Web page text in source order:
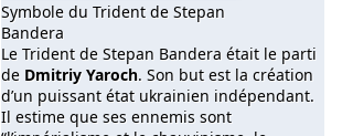
Symbole du Trident de Stepan
Bandera
Le Trident de Stepan Bandera était le parti
de Dmitriy Yaroch. Son but est la création
d’un puissant état ukrainien indépendant.
Il estime que ses ennemis sont